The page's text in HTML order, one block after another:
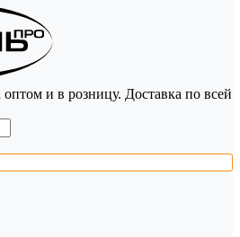
и в розницу. Доставка по всей